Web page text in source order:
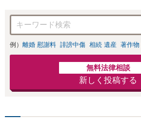
例） 離婚 慰謝料 誹謗中傷 相続 遺産 著作
無料法律相談
新しく投稿する